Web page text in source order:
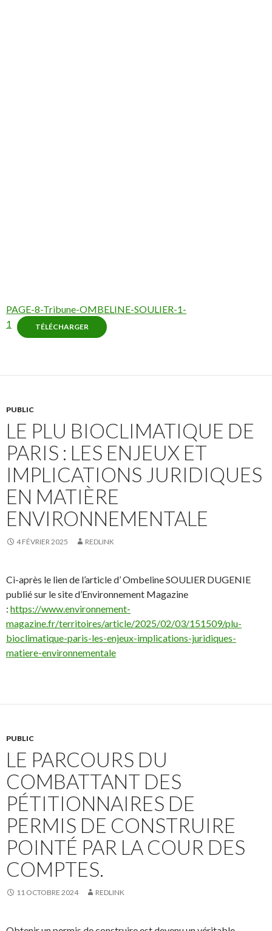
PAGE-8-Tribune-OMBELINE-SOULIER-1-
1
TÉLÉCHARGER
PUBLIC
LE PLU BIOCLIMATIQUE DE
PARIS : LES ENJEUX ET
IMPLICATIONS JURIDIQUES
EN MATIÈRE
ENVIRONNEMENTALE
4 FÉVRIER 2025 REDLINK
Ci-après le lien de l’article d’ Ombeline SOULIER DUGENIE
publié sur le site d’Environnement Magazine
: https://www.environnement-
magazine.fr/territoires/article/2025/02/03/151509/plu-
bioclimatique-paris-les-enjeux-implications-juridiques-
matiere-environnementale
PUBLIC
LE PARCOURS DU
COMBATTANT DES
PÉTITIONNAIRES DE
PERMIS DE CONSTRUIRE
POINTÉ PAR LA COUR DES
COMPTES.
11 OCTOBRE 2024 REDLINK